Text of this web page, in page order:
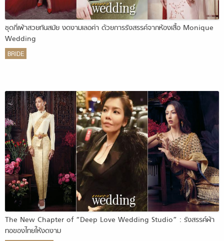
ชุดกี่เพ้าสวยทันสมัย งดงามเลอค่า ด้วยการรังสรรค์จากห้องเสื้อ Monique
Wedding
BRIDE
The New Chapter of “Deep Love Wedding Studio” : รังสรรค์ผ้า
ทอของไทยให้งดงาม